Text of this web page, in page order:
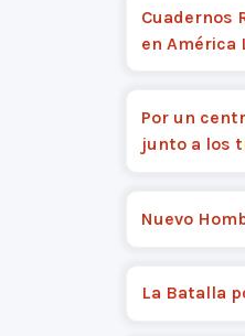
Cuadernos
en América
Por un
junto a los
Nuevo
La Batalla